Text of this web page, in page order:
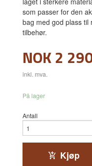
som passer for den
bag med god plass til
tilbehør.
Pris
NOK2
inkl. mva.
På lager
Antall
Kjøp